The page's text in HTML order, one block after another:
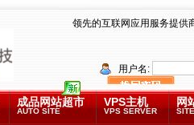
领先的互联网应用服务提供
用户名:
成品网站超市
AUTO SITE
VPS主机
VPS SERVER
网